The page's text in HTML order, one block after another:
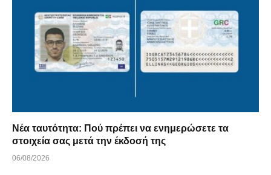
Νέα ταυτότητα: Πού πρέπει να ενημερώσετε τα
στοιχεία σας μετά την έκδοσή της
06/08/2026